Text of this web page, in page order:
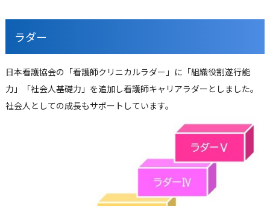
ラダー
日本看護協会の「看護師クリニカルラダー」に「組織役割遂行能
力」「社会人基礎力」を追加し看護師キャリアラダーとしました。
社会人としての成長もサポートしています。